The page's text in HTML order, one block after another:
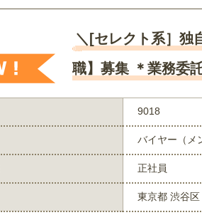
＼[セレクト系］独
職】募集 ＊業務委
9018
バイヤー（メ
正社員
東京都 渋谷区